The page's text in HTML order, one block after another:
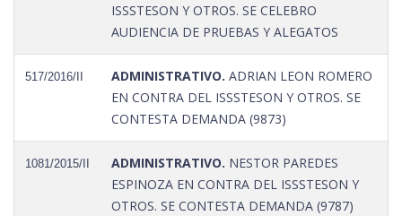
ISSSTESON Y OTROS. SE CELEBRO
AUDIENCIA DE PRUEBAS Y ALEGATOS
517/2016/II ADMINISTRATIVO. ADRIAN LEON ROMERO
EN CONTRA DEL ISSSTESON Y OTROS. SE
CONTESTA DEMANDA (9873)
1081/2015/II ADMINISTRATIVO. NESTOR PAREDES
ESPINOZA EN CONTRA DEL ISSSTESON Y
OTROS. SE CONTESTA DEMANDA (9787)